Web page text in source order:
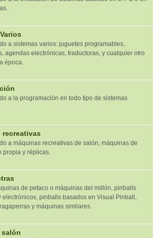
a sistemas varios: juguetes programables,
agendas electrónicas, traductoras, y cualquier otro
época.
a la programación en todo tipo de sistemas
recreativas
a máquinas recreativas de salón, máquinas de
propia y réplicas.
de petaco o máquinas del millón, pinballs
electrónicos, pinballs basados en Visual Pinball,
y máquinas similares.